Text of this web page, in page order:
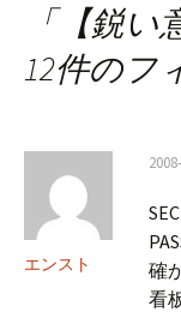
ゲ
ン
「【鋭い
12件のフ
エンスト
確
看